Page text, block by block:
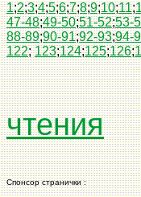
1;2;3;4;5;6;7;8;9;10;11;
47-48;49-50;51-52;53-
88-89;90-91;92-93;94-
122;123;124;125;126;
чтения
Спонсор странички :